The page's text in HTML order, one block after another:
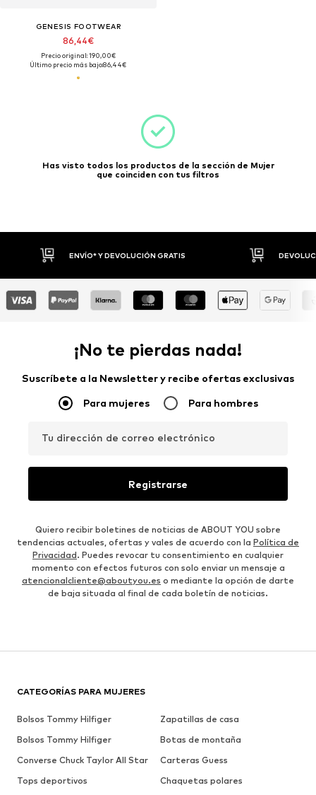
GENESIS FOOTWEAR
86,44€
Precio original: 190,00€
Último precio más bajo:86,44€
Has visto todos los productos de la sección de Mujer
que coinciden con tus filtros
ENVÍO* Y DEVOLUCIÓN GRATIS
¡No te pierdas nada!
Suscríbete a la Newsletter y recibe ofertas exclusivas
Para mujeres Para hombres
Tu dirección de correo electrónico
Registrarse
Quiero recibir boletines de noticias de ABOUT YOU sobre
tendencias actuales, ofertas y vales de acuerdo con la Política de
Privacidad. Puedes revocar tu consentimiento en cualquier
momento con efectos futuros con solo enviar un mensaje a
atencionalcliente@aboutyou.es o mediante la opción de darte
de baja situada al final de cada boletín de noticias.
CATEGORÍAS PARA MUJERES
Bolsos Tommy Hilfiger
Zapatillas de casa
Bolsos Tommy Hilfiger
Botas de montaña
Converse Chuck Taylor All Star
Carteras Guess
Tops deportivos
Chaquetas polares